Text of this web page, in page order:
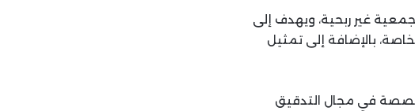
أن المعهد المغربي للمدققين الداخليين تأسس في عام 1985 كجمعية غير ربحية، ويهدف إلى
بالإضافة إلى تمثيل
في مجال التدقيق